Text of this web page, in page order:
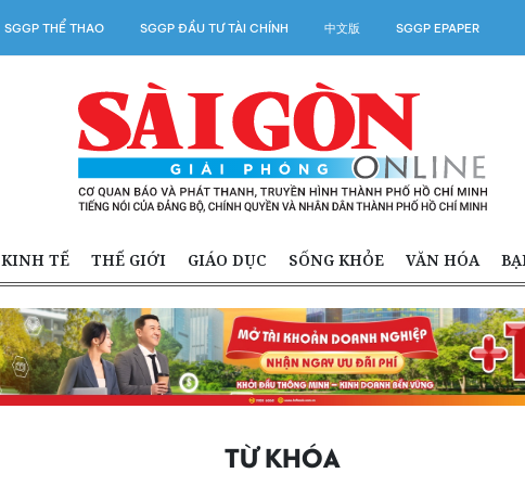
SGGP THỂ THAO SGGP ĐẦU TƯ TÀI CHÍNH 中文版 SGGP EPAPER
KINH TẾ THẾ GIỚI GIÁO DỤC SỐNG KHỎE VĂN HÓA
TỪ KHÓA